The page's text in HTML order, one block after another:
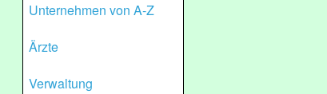
Unternehmen von A-Z
Ärzte
Verwaltung